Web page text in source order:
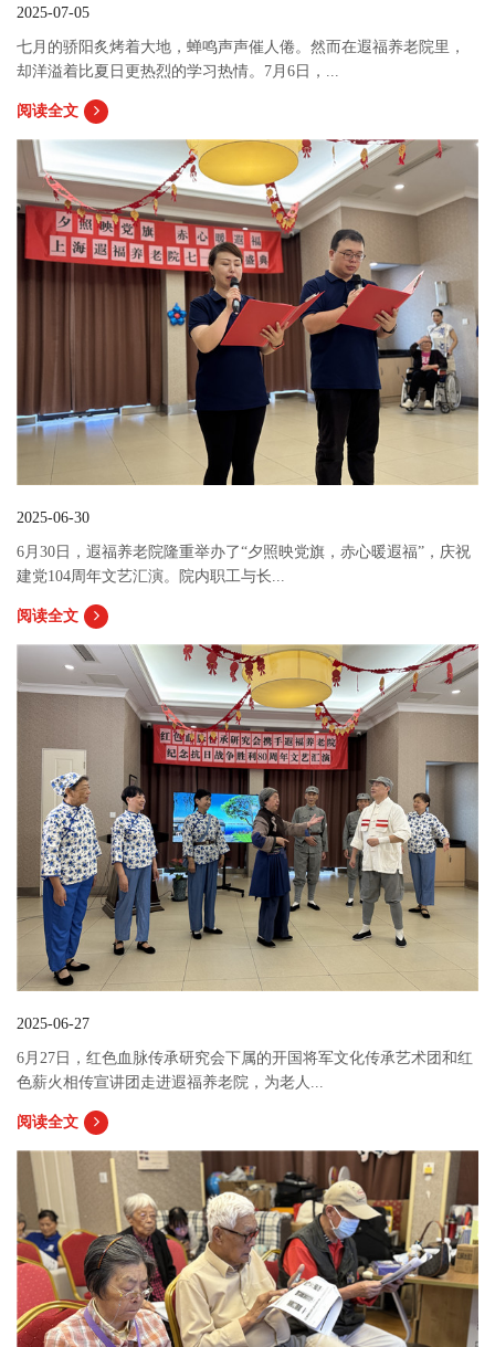
2025-07-05
七月的骄阳炙烤着大地，蝉鸣声声催人倦。然而在遐福养老院里，
却洋溢着比夏日更热烈的学习热情。7月6日，...
阅读全文
2025-06-30
6月30日，遐福养老院隆重举办了“夕照映党旗，赤心暖遐福”，庆祝
建党104周年文艺汇演。院内职工与长...
阅读全文
2025-06-27
6月27日，红色血脉传承研究会下属的开国将军文化传承艺术团和红
色薪火相传宣讲团走进遐福养老院，为老人...
阅读全文